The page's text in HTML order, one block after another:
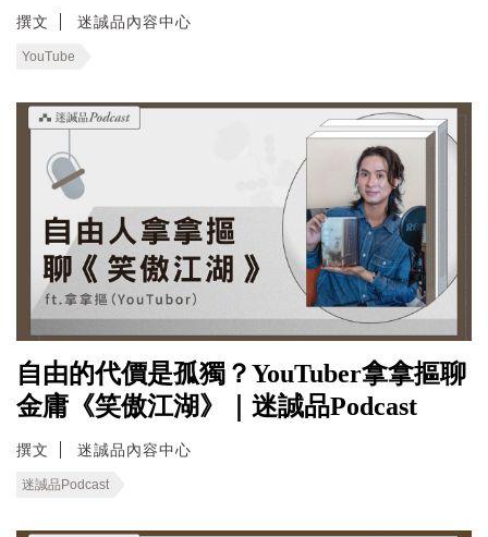
撰文 迷誠品內容中心
YouTube
自由的代價是孤獨？YouTuber拿拿摳聊
金庸《笑傲江湖》｜迷誠品Podcast
撰文 迷誠品內容中心
迷誠品Podcast